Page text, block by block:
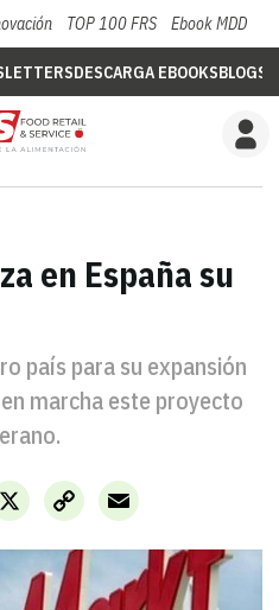
TOP 100 FRS Ebook MDD
DESCARGA EBOOKSBLOGS
en España su
país para su expansión
marcha este proyecto
X
Copy
Link
Email